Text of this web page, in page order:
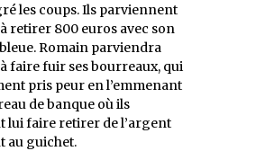
les coups. Ils parviennent
retirer 800 euros avec son
Romain parviendra
faire fuir ses bourreaux, qui
pris peur en l’emmenant
de banque où ils
lui faire retirer de l’argent
au guichet.